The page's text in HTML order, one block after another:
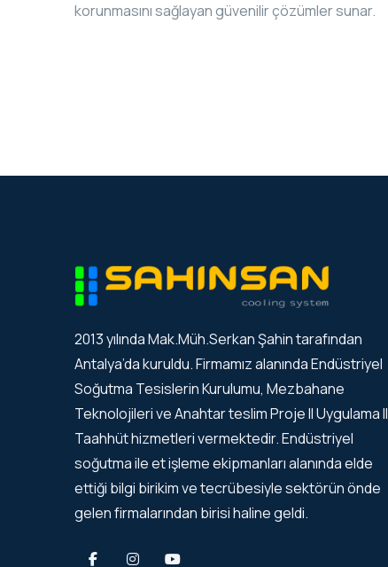
korunmasını sağlayan güvenilir çözümler sunar.
2013 yılında Mak.Müh.Serkan Şahin tarafından
Antalya’da kuruldu. Firmamız alanında Endüstriyel
Soğutma Tesislerin Kurulumu, Mezbahane
Teknolojileri ve Anahtar teslim Proje II Uygulama II
Taahhüt hizmetleri vermektedir. Endüstriyel
soğutma ile et işleme ekipmanları alanında elde
ettiği bilgi birikim ve tecrübesiyle sektörün önde
gelen firmalarından birisi haline geldi.